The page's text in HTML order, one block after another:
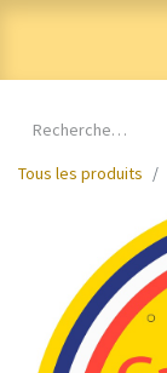
Tous les produits